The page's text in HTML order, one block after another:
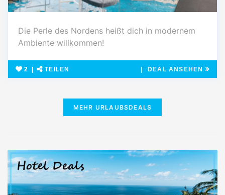
Die Perle des Nordens heißt dich in modernem
Ambiente willkommen!
2 TEILEN DEAL ANSEHEN
MEHR URLAUBSDEALS